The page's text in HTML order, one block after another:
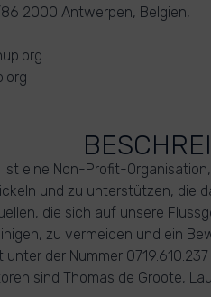
2000 Antwerpen, Belgien,
ist eine Non-Profit-
und zu unterstützen, die
die sich auf unsere
zu vermeiden und ein
unter der Nummer
sind Thomas de Groote,